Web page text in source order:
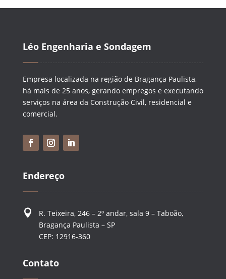
Léo Engenharia e Sondagem
Empresa localizada na região de Bragança Paulista,
há mais de 25 anos, gerando empregos e executando
serviços na área da Construção Civil, residencial e
comercial.
Endereço

R. Teixeira, 246 – 2º andar, sala 9 – Taboão,
Bragança Paulista – SP
CEP: 12916-360
Contato